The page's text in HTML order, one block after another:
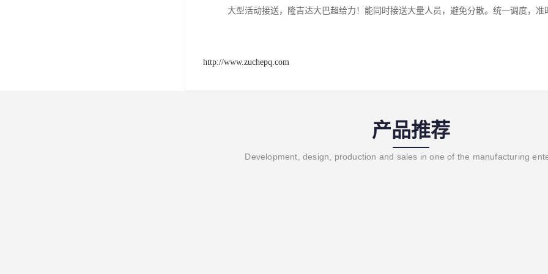
大型活动接送，隆吉达大巴超给力！能同时接送大量人员，避免分散。统一调度，准
http://www.zuchepq.com
产品推荐
Development, design, production and sales in one of the manufacturing